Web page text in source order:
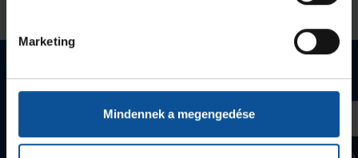
Marketing
Mindennek a megengedése
Webshop termékek